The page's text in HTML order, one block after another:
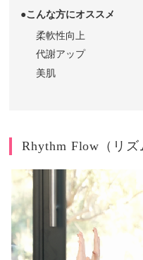
●こんな方にオススメ
柔軟性向上
代謝アップ
美肌
Rhythm Flow（リズ